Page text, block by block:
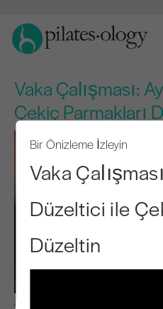
Vaka Çalışması:
Çekiç Parmakları
Bir Önizleme İzleyin
Vaka
Düzeltici ile
Düzeltin